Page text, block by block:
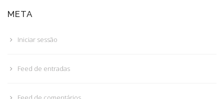
META
Iniciar sessão
Feed de entradas